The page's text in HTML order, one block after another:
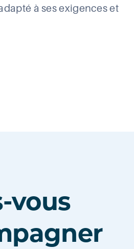
à ses exigences et
vous